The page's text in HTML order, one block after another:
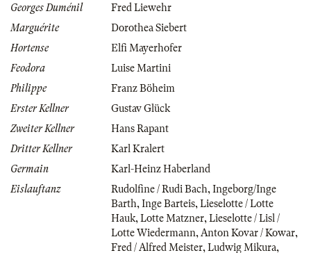
Georges Duménil
Fred Liewehr
Marguérite
Dorothea Siebert
Hortense
Elfi Mayerhofer
Feodora
Luise Martini
Philippe
Franz Böheim
Erster Kellner
Gustav Glück
Zweiter Kellner
Hans Rapant
Dritter Kellner
Karl Kralert
Germain
Karl-Heinz Haberland
Eislauftanz
Rudolfine / Rudi Bach,Ingeborg/Inge
Barth,Inge Barteis,Lieselotte / Lotte
Hauk,Lotte Matzner,Lieselotte / Lisl /
Lotte Wiedermann,Anton Kovar / Kowar,
Fred / Alfred Meister,Ludwig Mikura,